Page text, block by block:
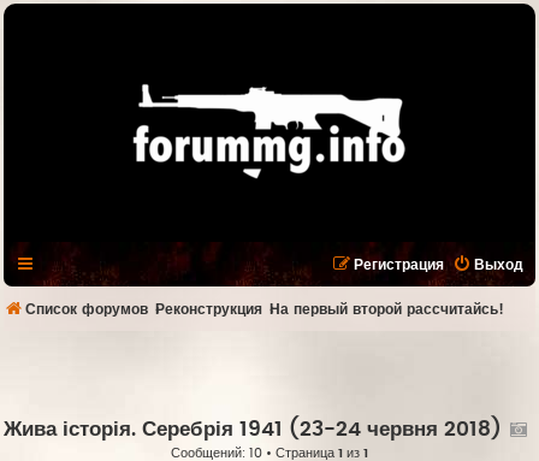
Выход
Регистрация
Список форумов Реконструкция На первый второй рассчитайсь!
Жива історія. Серебрія 1941 (23-24 червня 2018)
Сообщений: 10 • Страница 1 из 1